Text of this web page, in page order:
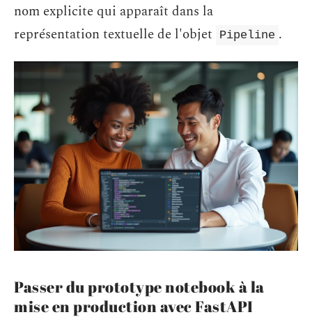
nom explicite qui apparaît dans la
représentation textuelle de l'objet
Pipeline .
Passer du prototype notebook à la
mise en production avec FastAPI